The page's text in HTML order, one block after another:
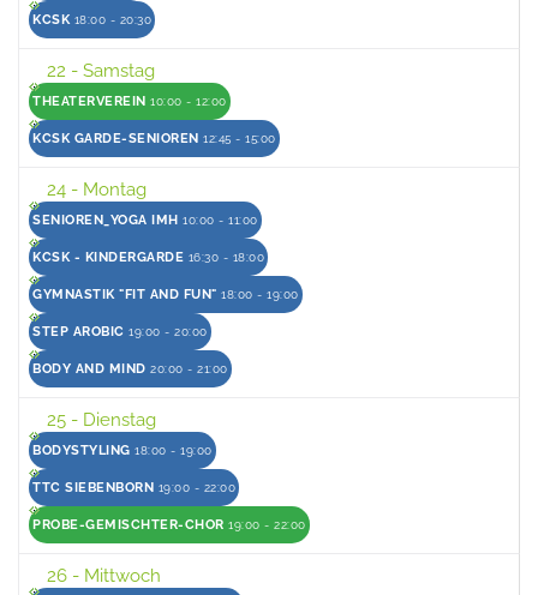
KCSK 18:00 - 20:30
22 - Samstag
THEATERVEREIN 10:00 - 12:00
KCSK GARDE-SENIOREN 12:45 - 15:00
24 - Montag
SENIOREN_YOGA IMH 10:00 - 11:00
KCSK - KINDERGARDE 16:30 - 18:00
GYMNASTIK "FIT AND FUN" 18:00 - 19:00
STEP AROBIC 19:00 - 20:00
BODY AND MIND 20:00 - 21:00
25 - Dienstag
BODYSTYLING 18:00 - 19:00
TTC SIEBENBORN 19:00 - 22:00
PROBE-GEMISCHTER-CHOR 19:00 - 22:00
26 - Mittwoch